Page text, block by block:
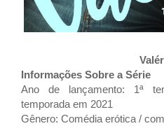
Informações Sobre a Série
Ano de lançamento: 1ª
temporada em 2021
Gênero: Comédia erótica /